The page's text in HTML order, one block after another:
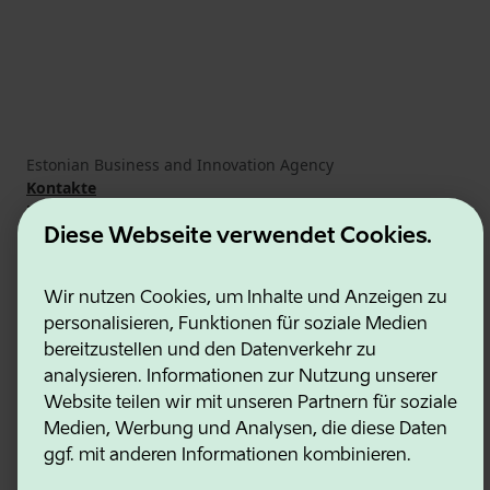
Diese Webseite verwendet Cookies.
Wir nutzen Cookies, um Inhalte und Anzeigen zu
personalisieren, Funktionen für soziale Medien
bereitzustellen und den Datenverkehr zu
analysieren. Informationen zur Nutzung unserer
Website teilen wir mit unseren Partnern für soziale
Medien, Werbung und Analysen, die diese Daten
ggf. mit anderen Informationen kombinieren.
Estonian Business and Innovation Agency
Kontakte
Kooperationspartner
Nutzungsbedingungen